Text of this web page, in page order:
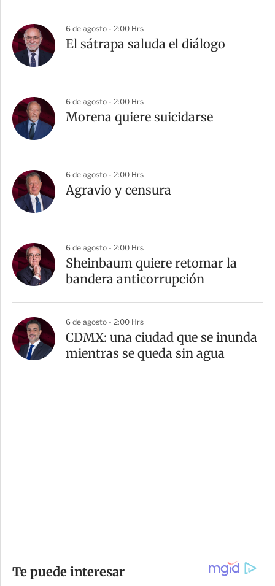
6 de agosto - 2:00 Hrs
El sátrapa saluda el diálogo
6 de agosto - 2:00 Hrs
Morena quiere suicidarse
6 de agosto - 2:00 Hrs
Agravio y censura
6 de agosto - 2:00 Hrs
Sheinbaum quiere retomar la
bandera anticorrupción
6 de agosto - 2:00 Hrs
CDMX: una ciudad que se inunda
mientras se queda sin agua